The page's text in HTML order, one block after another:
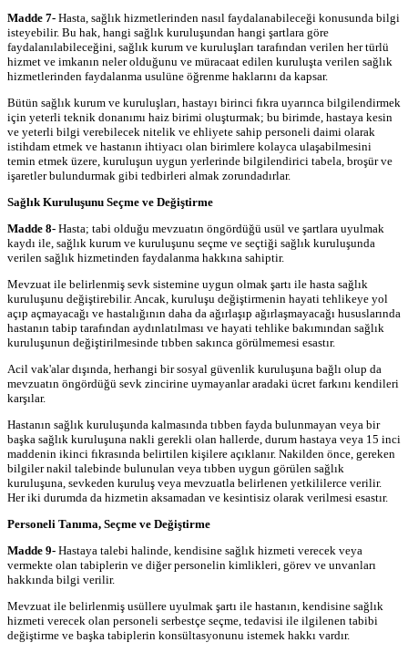
Madde 7- Hasta, sağlık hizmetlerinden nasıl faydalanabileceği konusunda bilgi
isteyebilir. Bu hak, hangi sağlık kuruluşundan hangi şartlara göre
faydalanılabileceğini, sağlık kurum ve kuruluşları tarafından verilen her türlü
hizmet ve imkanın neler olduğunu ve müracaat edilen kuruluşta verilen sağlık
hizmetlerinden faydalanma usulüne öğrenme haklarını da kapsar.
Bütün sağlık kurum ve kuruluşları, hastayı birinci fıkra uyarınca bilgilendirmek
için yeterli teknik donanımı haiz birimi oluşturmak; bu birimde, hastaya kesin
ve yeterli bilgi verebilecek nitelik ve ehliyete sahip personeli daimi olarak
istihdam etmek ve hastanın ihtiyacı olan birimlere kolayca ulaşabilmesini
temin etmek üzere, kuruluşun uygun yerlerinde bilgilendirici tabela, broşür ve
işaretler bulundurmak gibi tedbirleri almak zorundadırlar.
Sağlık Kuruluşunu Seçme ve Değiştirme
Madde 8- Hasta; tabi olduğu mevzuatın öngördüğü usül ve şartlara uyulmak
kaydı ile, sağlık kurum ve kuruluşunu seçme ve seçtiği sağlık kuruluşunda
verilen sağlık hizmetinden faydalanma hakkına sahiptir.
Mevzuat ile belirlenmiş sevk sistemine uygun olmak şartı ile hasta sağlık
kuruluşunu değiştirebilir. Ancak, kuruluşu değiştirmenin hayati tehlikeye yol
açıp açmayacağı ve hastalığının daha da ağırlaşıp ağırlaşmayacağı hususlarında
hastanın tabip tarafından aydınlatılması ve hayati tehlike bakımından sağlık
kuruluşunun değiştirilmesinde tıbben sakınca görülmemesi esastır.
Acil vak'alar dışında, herhangi bir sosyal güvenlik kuruluşuna bağlı olup da
mevzuatın öngördüğü sevk zincirine uymayanlar aradaki ücret farkını kendileri
karşılar.
Hastanın sağlık kuruluşunda kalmasında tıbben fayda bulunmayan veya bir
başka sağlık kuruluşuna nakli gerekli olan hallerde, durum hastaya veya 15 inci
maddenin ikinci fıkrasında belirtilen kişilere açıklanır. Nakilden önce, gereken
bilgiler nakil talebinde bulunulan veya tıbben uygun görülen sağlık
kuruluşuna, sevkeden kuruluş veya mevzuatla belirlenen yetkililerce verilir.
Her iki durumda da hizmetin aksamadan ve kesintisiz olarak verilmesi esastır.
Personeli Tanıma, Seçme ve Değiştirme
Madde 9- Hastaya talebi halinde, kendisine sağlık hizmeti verecek veya
vermekte olan tabiplerin ve diğer personelin kimlikleri, görev ve unvanları
hakkında bilgi verilir.
Mevzuat ile belirlenmiş usüllere uyulmak şartı ile hastanın, kendisine sağlık
hizmeti verecek olan personeli serbestçe seçme, tedavisi ile ilgilenen tabibi
değiştirme ve başka tabiplerin konsültasyonunu istemek hakkı vardır.